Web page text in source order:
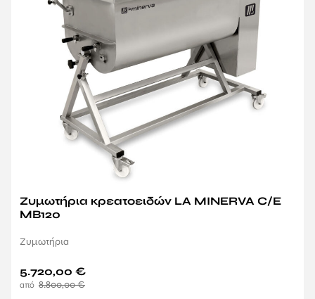
Ζυμωτήρια κρεατοειδών LA MINERVA C/E
MB120
Ζυμωτήρια
8.800,00€
5.720,00 €